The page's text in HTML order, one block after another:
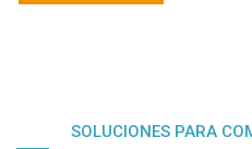
SOLUCIONES PARA